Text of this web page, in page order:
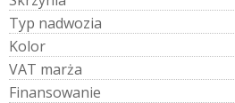
Typ nadwozia
Kolor
VAT marża
Finansowanie